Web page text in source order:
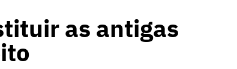
as antigas